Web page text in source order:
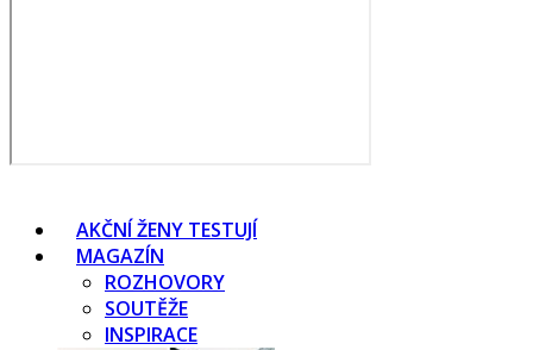
AKČNÍ ŽENY TESTUJÍ
MAGAZÍN
ROZHOVORY
SOUTĚŽE
INSPIRACE